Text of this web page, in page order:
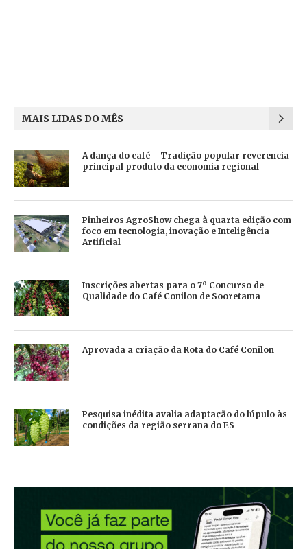
MAIS LIDAS DO MÊS
A dança do café – Tradição popular reverencia
principal produto da economia regional
Pinheiros AgroShow chega à quarta edição com
foco em tecnologia, inovação e Inteligência
Artificial
Inscrições abertas para o 7º Concurso de
Qualidade do Café Conilon de Sooretama
Aprovada a criação da Rota do Café Conilon
Pesquisa inédita avalia adaptação do lúpulo às
condições da região serrana do ES